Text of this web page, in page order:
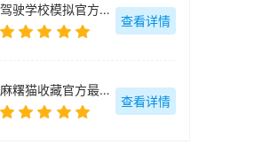
驾驶学校模拟官方最新版
查看详情
麻糬猫收藏官方最新版
查看详情